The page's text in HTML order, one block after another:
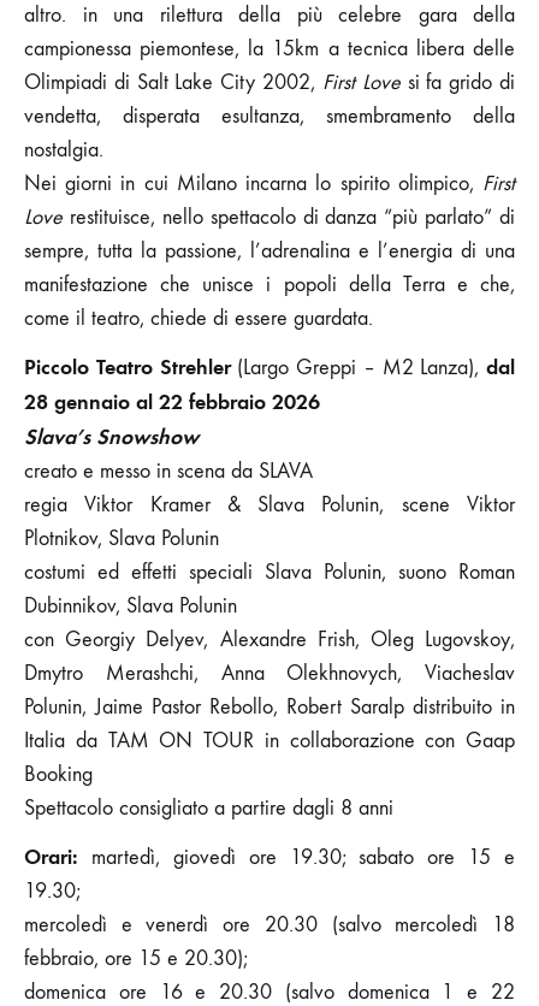
altro. in una rilettura della più celebre gara della
campionessa piemontese, la 15km a tecnica libera delle
Olimpiadi di Salt Lake City 2002, First Lovesi fa grido di
vendetta, disperata esultanza, smembramento della
nostalgia.
Nei giorni in cui Milano incarna lo spirito olimpico, First
Love restituisce, nello spettacolo di danza “più parlato” di
sempre, tutta la passione, l’adrenalina e l’energia di una
manifestazione che unisce i popoli della Terra e che,
come il teatro, chiede di essere guardata.
Piccolo Teatro Strehler (Largo Greppi – M2 Lanza), dal
28 gennaio al 22 febbraio 2026
Slava’s Snowshow
creato e messo in scena da SLAVA
regia Viktor Kramer & Slava Polunin, scene Viktor
Plotnikov, Slava Polunin
costumi ed effetti speciali Slava Polunin, suono Roman
Dubinnikov, Slava Polunin
con Georgiy Delyev, Alexandre Frish, Oleg Lugovskoy,
Dmytro Merashchi, Anna Olekhnovych, Viacheslav
Polunin, Jaime Pastor Rebollo, Robert Saralp distribuito in
Italia da TAM ON TOUR in collaborazione con Gaap
Booking
Spettacolo consigliato a partire dagli 8 anni
Orari: martedì, giovedì ore 19.30; sabato ore 15 e
19.30;
mercoledì e venerdì ore 20.30 (salvo mercoledì 18
febbraio, ore 15 e 20.30);
domenica ore 16 e 20.30 (salvo domenica 1 e 22